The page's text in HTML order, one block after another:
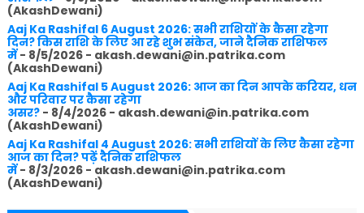
(AkashDewani)
Aaj Ka Rashifal 6 August 2026: सभी राशियों के कैसा रहेगा
दिन? किस राशि के लिए आ रहे शुभ संकेत, जाने दैनिक राशिफल
में- 8/5/2026- akash.dewani@in.patrika.com
(AkashDewani)
Aaj Ka Rashifal 5 August 2026: आज का दिन आपके करियर, धन
और परिवार पर कैसा रहेगा
असर?- 8/4/2026- akash.dewani@in.patrika.com
(AkashDewani)
Aaj Ka Rashifal 4 August 2026: सभी राशियों के लिए कैसा रहेगा
आज का दिन? पढ़ें दैनिक राशिफल
में- 8/3/2026- akash.dewani@in.patrika.com
(AkashDewani)